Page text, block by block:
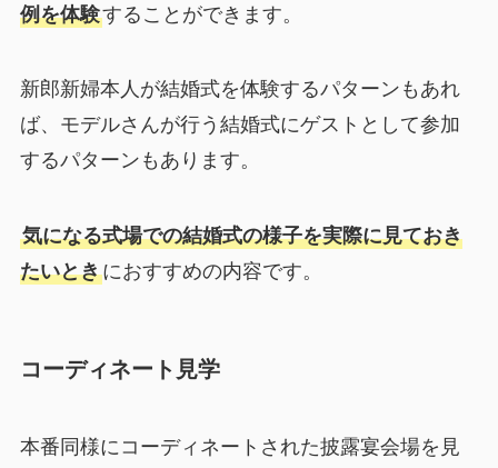
例を体験することができます。
新郎新婦本人が結婚式を体験するパターンもあれ
ば、モデルさんが行う結婚式にゲストとして参加
するパターンもあります。
気になる式場での結婚式の様子を実際に見ておき
たいときにおすすめの内容です。
コーディネート見学
本番同様にコーディネートされた披露宴会場を見